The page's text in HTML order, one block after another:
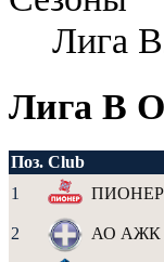
Лига
Лига B
Поз. Club
1
ПИОНЕР
2 АО АЖК